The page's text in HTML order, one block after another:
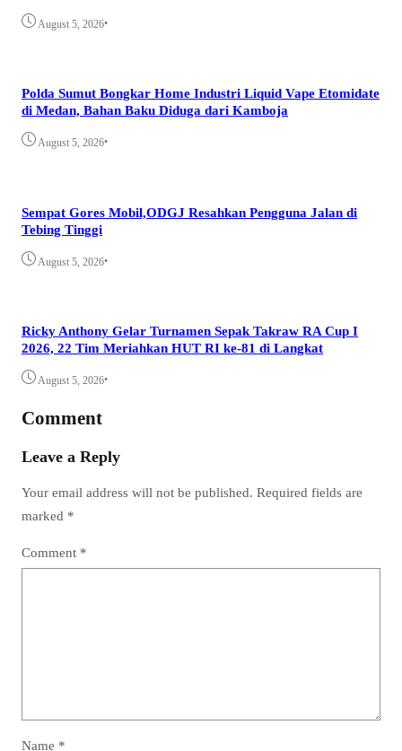
August 5, 2026•
Polda Sumut Bongkar Home Industri Liquid Vape Etomidate
di Medan, Bahan Baku Diduga dari Kamboja
August 5, 2026•
Sempat Gores Mobil,ODGJ Resahkan Pengguna Jalan di
Tebing Tinggi
August 5, 2026•
Ricky Anthony Gelar Turnamen Sepak Takraw RA Cup I
2026, 22 Tim Meriahkan HUT RI ke-81 di Langkat
August 5, 2026•
Comment
Leave a Reply
Your email address will not be published. Required fields are
marked *
Comment *
Name *